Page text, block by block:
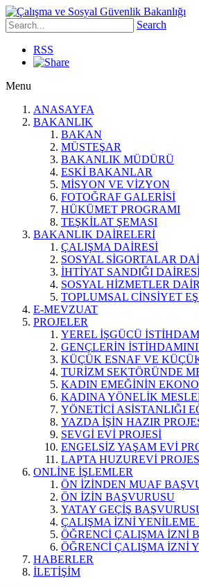
Search
RSS
Menu
ANASAYFA
BAKANLIK
BAKAN
MÜSTEŞAR
BAKANLIK MÜDÜRÜ
ESKİ BAKANLAR
MİSYON VE VİZYON
FOTOĞRAF GALERİSİ
HÜKÜMET PROGRAMI
TEŞKİLAT ŞEMASI
BAKANLIK DAİRELERİ
ÇALIŞMA DAİRESİ
SOSYAL SİGORTALAR
İHTİYAT SANDIĞI
SOSYAL HİZMETLER
TOPLUMSAL CİNSİYET
E-MEVZUAT
PROJELER
YEREL İŞGÜCÜ
GENÇLERİN
KÜÇÜK ESNAF VE
TURİZM SEKTÖRÜNDE
KADIN EMEĞİNİN
KADINA YÖNELİK
YÖNETİCİ ASİSTANLIĞI
YAZDA İŞİN HAZIR
SEVGİ EVİ PROJESİ
ENGELSİZ YAŞAM EVİ
LAPTA HUZUREVİ
ONLİNE İŞLEMLER
ÖN İZİNDEN MUAF
ÖN İZİN BAŞVURUSU
YATAY GEÇİŞ
ÇALIŞMA İZNİ YENİLEME
ÖĞRENCİ ÇALIŞMA İZNİ
ÖĞRENCİ ÇALIŞMA İZNİ
HABERLER
İLETİŞİM